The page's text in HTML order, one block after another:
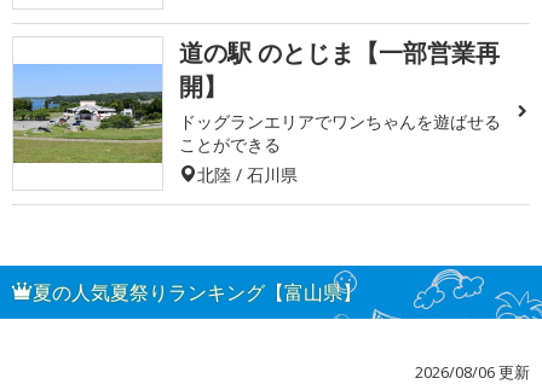
道の駅 のとじま【一部営業再
開】
ドッグランエリアでワンちゃんを遊ばせる
ことができる
北陸 / 石川県
夏の人気夏祭りランキング【富山県】
2026/08/06 更新